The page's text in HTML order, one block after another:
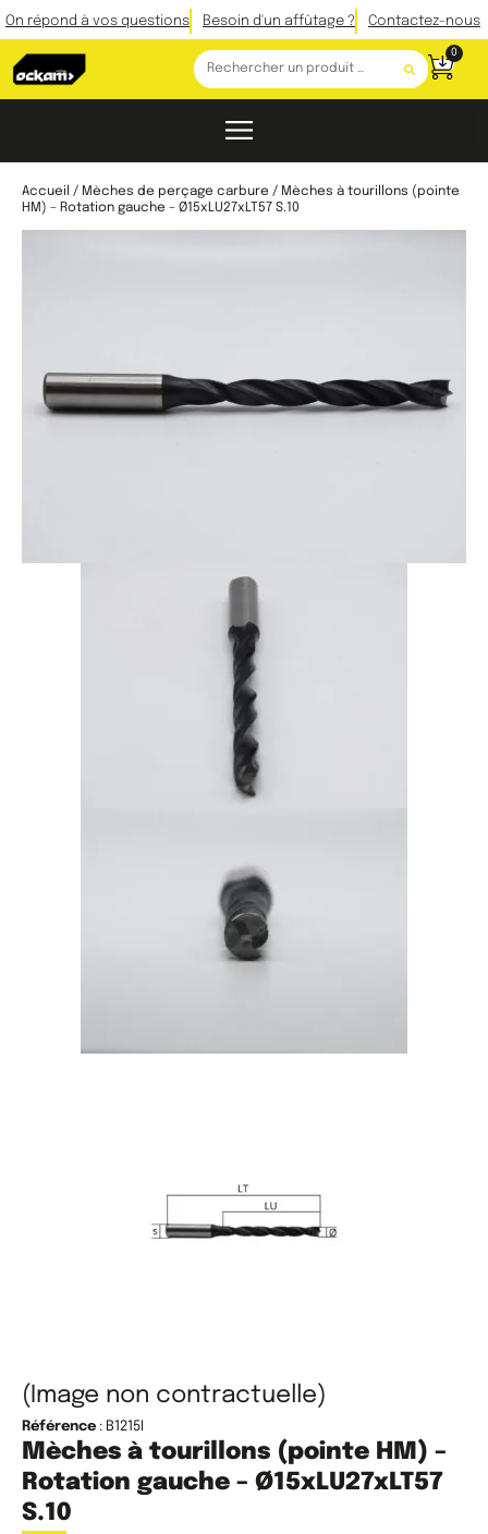
On répond à vos questions Besoin d'un affûtage ? Contactez-nous
0
Accueil / Mèches de perçage carbure / Mèches à tourillons (pointe
HM) – Rotation gauche – Ø15xLU27xLT57 S.10
(Image non contractuelle)
Référence : B1215I
Mèches à tourillons (pointe HM) –
Rotation gauche – Ø15xLU27xLT57
S.10